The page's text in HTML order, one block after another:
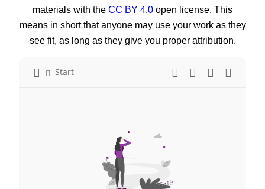
materials with the CC BY 4.0 open license. This
means in short that anyone may use your work as they
see fit, as long as they give you proper attribution.
Start